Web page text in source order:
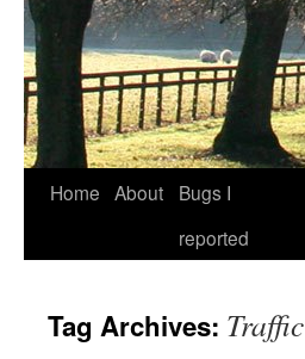
Home About
Bugs I
reported
Tag Archives: Traffic